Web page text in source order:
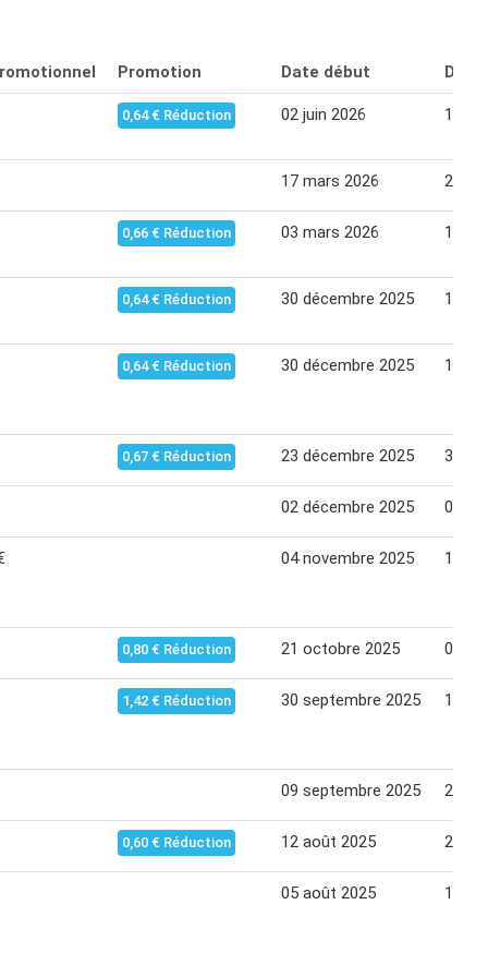
Promotion Date début Date
0,64 € Réduction 02 juin 2026 14
17 mars 2026 29
0,66 € Réduction 03 mars 2026 15
0,64 € Réduction 30 décembre 2025 11
0,64 € Réduction 30 décembre 2025 11
0,67 € Réduction 23 décembre 2025 31
02 décembre 2025 07
04 novembre 2025 16
0,80 € Réduction 21 octobre 2025 02
1,42 € Réduction 30 septembre 2025 12
09 septembre 2025 21
0,60 € Réduction 12 août 2025 24
05 août 2025 17